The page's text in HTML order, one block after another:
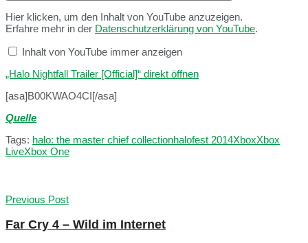
Hier klicken, um den Inhalt von YouTube anzuzeigen.
Erfahre mehr in der Datenschutzerklärung von YouTube.
Inhalt von YouTube immer anzeigen
„Halo Nightfall Trailer [Official]“ direkt öffnen
[asa]B00KWAO4CI[/asa]
Quelle
Tags: halo: the master chief collectionhalofest 2014XboxXbox
LiveXbox One
Previous Post
Far Cry 4 – Wild im Internet